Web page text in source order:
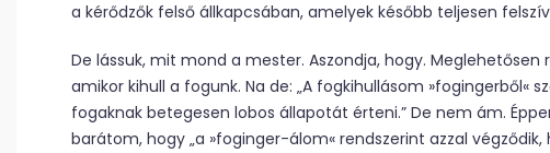
a kérődzők felső állkapcsában, amelyek később teljesen
De lássuk, mit mond a mester. Aszondja, hogy.
amikor kihull a fogunk. Na de: „A fogkihullásom »fogingerből«
fogaknak betegesen lobos állapotát érteni.” De nem ám.
barátom, hogy „a »foginger-álom« rendszerint azzal